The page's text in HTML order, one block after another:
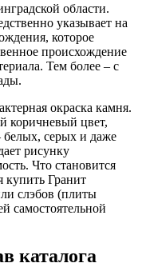
области.
указывает на
которое
происхождение
Тем более – с
окраска камня.
коричневый цвет,
белых, серых и даже
рисунку
Что становится
купить Гранит
слэбов (плиты
самостоятельной
каталога